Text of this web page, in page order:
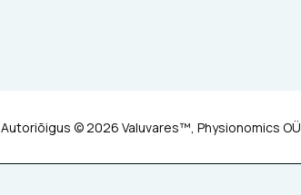
Autoriõigus © 2026 Valuvares™, Physionomics OÜ